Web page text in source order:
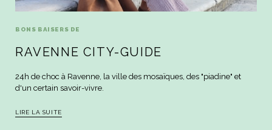
BONS BAISERS DE
RAVENNE CITY-GUIDE
24h de choc à Ravenne, la ville des mosaïques, des "piadine" et
d'un certain savoir-vivre.
LIRE LA SUITE